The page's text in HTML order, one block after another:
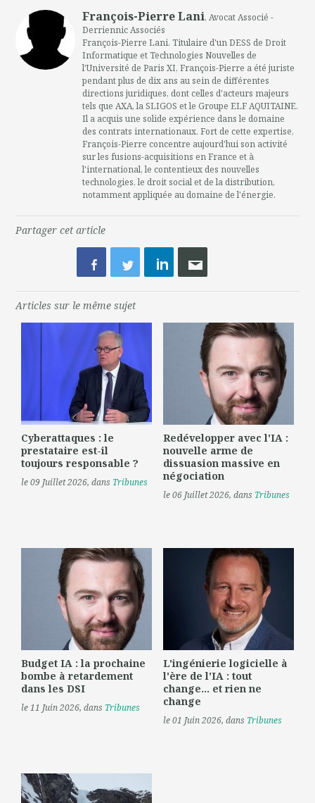
François-Pierre Lani, Avocat Associé -
Derriennic Associés
François-Pierre Lani. Titulaire d'un DESS de Droit
Informatique et Technologies Nouvelles de
l'Université de Paris XI, François-Pierre a été juriste
pendant plus de dix ans au sein de différentes
directions juridiques, dont celles d'acteurs majeurs
tels que AXA, la SLIGOS et le Groupe ELF AQUITAINE.
Il a acquis une solide expérience dans le domaine
des contrats internationaux. Fort de cette expertise,
François-Pierre concentre aujourd'hui son activité
sur les fusions-acquisitions en France et à
l'international, le contentieux des nouvelles
technologies, le droit social et de la distribution,
notamment appliquée au domaine de l'énergie.
Partager cet article
Articles sur le même sujet
Cyberattaques : le
prestataire est-il
toujours responsable ?
le 09 Juillet 2026, dans Tribunes
Redévelopper avec l'IA :
nouvelle arme de
dissuasion massive en
négociation
le 06 Juillet 2026, dans Tribunes
Budget IA : la prochaine
bombe à retardement
dans les DSI
le 11 Juin 2026, dans Tribunes
L'ingénierie logicielle à
l'ère de l'IA : tout
change... et rien ne
change
le 01 Juin 2026, dans Tribunes